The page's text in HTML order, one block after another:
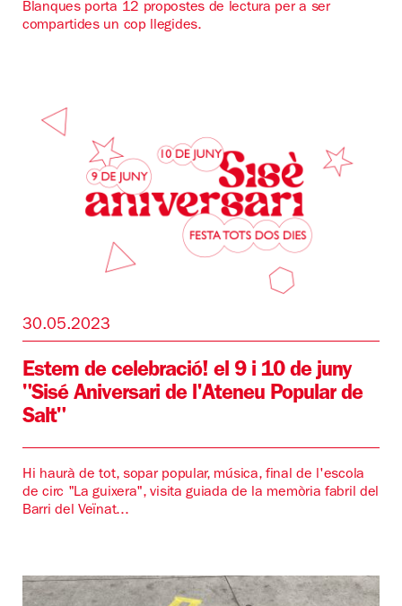
Blanques porta 12 propostes de lectura per a ser
compartides un cop llegides.
30.05.2023
Estem de celebració! el 9 i 10 de juny
"Sisé Aniversari de l'Ateneu Popular de
Salt"
Hi haurà de tot, sopar popular, música, final de l'escola
de circ "La guixera", visita guiada de la memòria fabril del
Barri del Veïnat...